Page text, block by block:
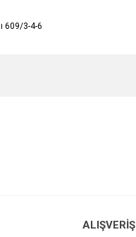
609/3-4-6
ALIŞVERİŞ